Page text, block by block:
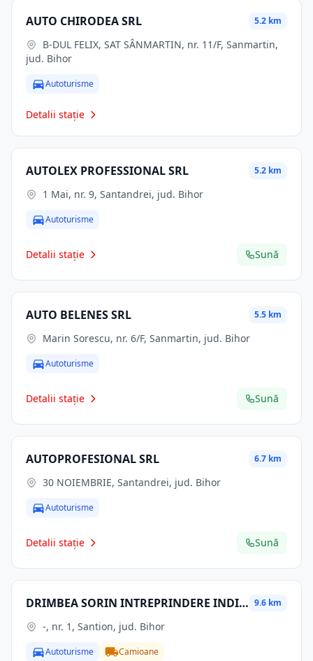
AUTO CHIRODEA SRL 5.2 km
jud. Bihor
Autoturisme
Detalii stație
AUTOLEX PROFESSIONAL SRL 5.2 km
1 Mai, nr. 9, Santandrei, jud. Bihor
Autoturisme
Detalii stație Sună
AUTO BELENES SRL 5.5 km
Marin Sorescu, nr. 6/F, Sanmartin, jud. Bihor
Autoturisme
Detalii stație Sună
AUTOPROFESIONAL SRL 6.7 km
30 NOIEMBRIE, Santandrei, jud. Bihor
Autoturisme
Detalii stație Sună
DRIMBEA SORIN INTREPRINDERE INDIVIDUALA 9.6 km
-, nr. 1, Santion, jud. Bihor
Autoturisme Camioane